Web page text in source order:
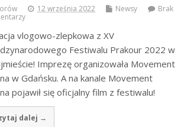
12 września 2022 Newsy
Brak
vlogowo-zlepkowa z XV
Festiwalu Prakour 2022 w
Imprezę organizowała Movement
w Gdańsku. A na kanale Movement
pojawił się oficjalny film z festiwalu!
dalej →